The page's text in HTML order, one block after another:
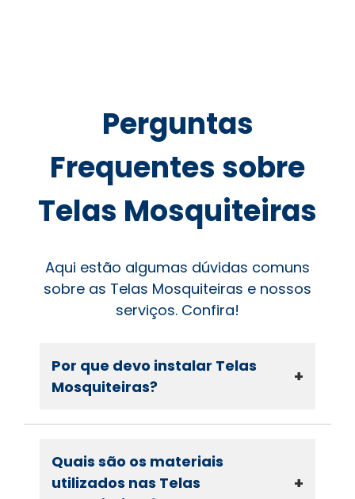
Perguntas
Frequentes sobre
Telas Mosquiteiras
Aqui estão algumas dúvidas comuns
sobre as Telas Mosquiteiras e nossos
serviços. Confira!
Por que devo instalar Telas
Mosquiteiras?
+
Quais são os materiais
utilizados nas Telas
+